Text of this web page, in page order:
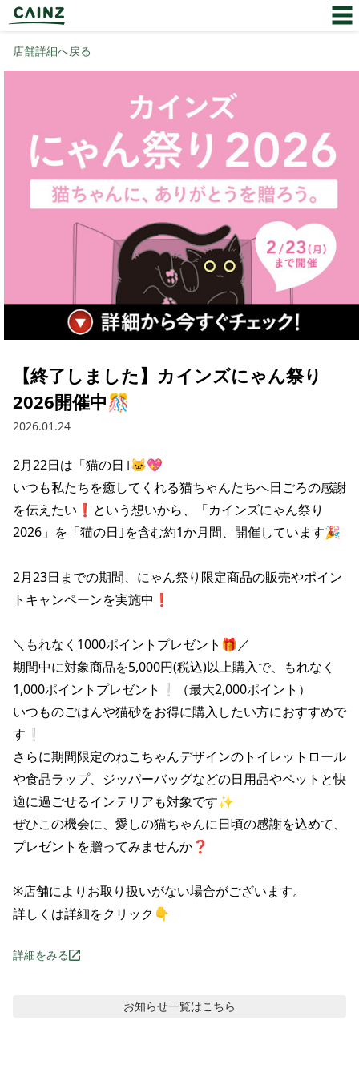
店舗詳細へ戻る
【終了しました】カインズにゃん祭り
2026開催中🎊
2026.01.24
2月22日は「猫の日｣🐱💖
いつも私たちを癒してくれる猫ちゃんたちへ日ごろの感謝
を伝えたい❗という想いから、「カインズにゃん祭り
2026」を「猫の日｣を含む約1か月間、開催しています🎉
2月23日までの期間、にゃん祭り限定商品の販売やポイン
トキャンペーンを実施中❗
＼もれなく1000ポイントプレゼント🎁／
期間中に対象商品を5,000円(税込)以上購入で、もれなく
1,000ポイントプレゼント❕（最大2,000ポイント）
いつものごはんや猫砂をお得に購入したい方におすすめで
す❕
さらに期間限定のねこちゃんデザインのトイレットロール
や食品ラップ、ジッパーバッグなどの日用品やペットと快
適に過ごせるインテリアも対象です✨
ぜひこの機会に、愛しの猫ちゃんに日頃の感謝を込めて、
プレゼントを贈ってみませんか❓
※店舗によりお取り扱いがない場合がございます。
詳しくは詳細をクリック👇
詳細をみる
お知らせ一覧はこちら